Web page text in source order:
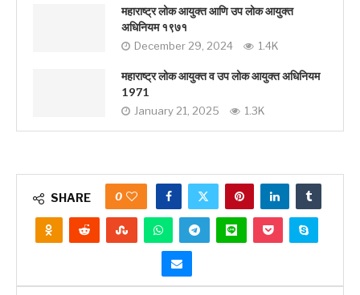
महाराष्ट्र लोक आयुक्त आणि उप लोक आयुक्त
अधिनियम १९७१
December 29, 2024 1.4K
महाराष्ट्र लोक आयुक्त व उप लोक आयुक्त अधिनियम
1971
January 21, 2025 1.3K
SHARE 0